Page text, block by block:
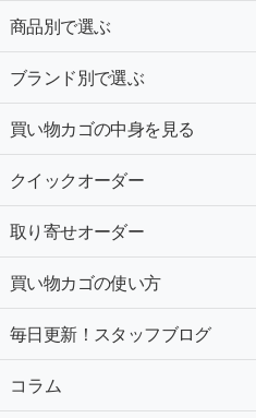
商品別で選ぶ
ブランド別で選ぶ
買い物カゴの中身を見る
クイックオーダー
取り寄せオーダー
買い物カゴの使い方
毎日更新！スタッフブログ
コラム